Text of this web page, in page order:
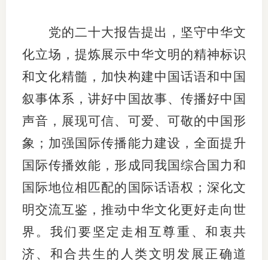
党的二十大报告提出，坚守中华文
化立场，提炼展示中华文明的精神标识
和文化精髓，加快构建中国话语和中国
叙事体系，讲好中国故事、传播好中国
声音，展现可信、可爱、可敬的中国形
象；加强国际传播能力建设，全面提升
国际传播效能，形成同我国综合国力和
国际地位相匹配的国际话语权；深化文
明交流互鉴，推动中华文化更好走向世
界。我们要坚定走相互尊重、和衷共
济、和合共生的人类文明发展正确道